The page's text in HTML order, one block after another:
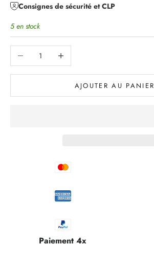
Consignes de sécurité et CLP
5 en stock
Diminuer la quantitéAugmenter la quantité
AJOUTER AU PANIER
Paiement 4x